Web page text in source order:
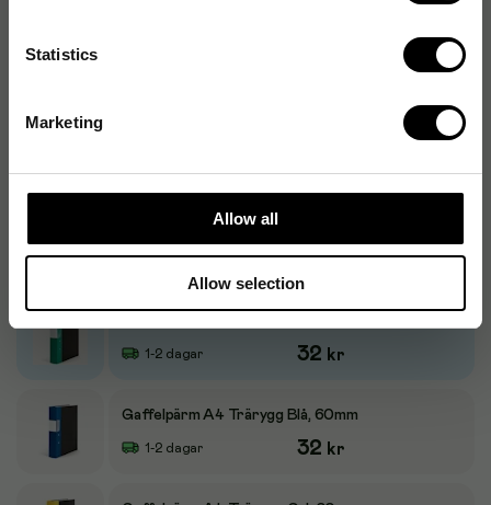
Statistics
Marketing
Allow all
Allow selection
Gaffelpärm A4 Trärygg Svart, 60mm
1-2 dagar 32kr
1-2 dagar 32 kr
Gaffelpärm A4 Trärygg Blå, 60mm
1-2 dagar 32 kr